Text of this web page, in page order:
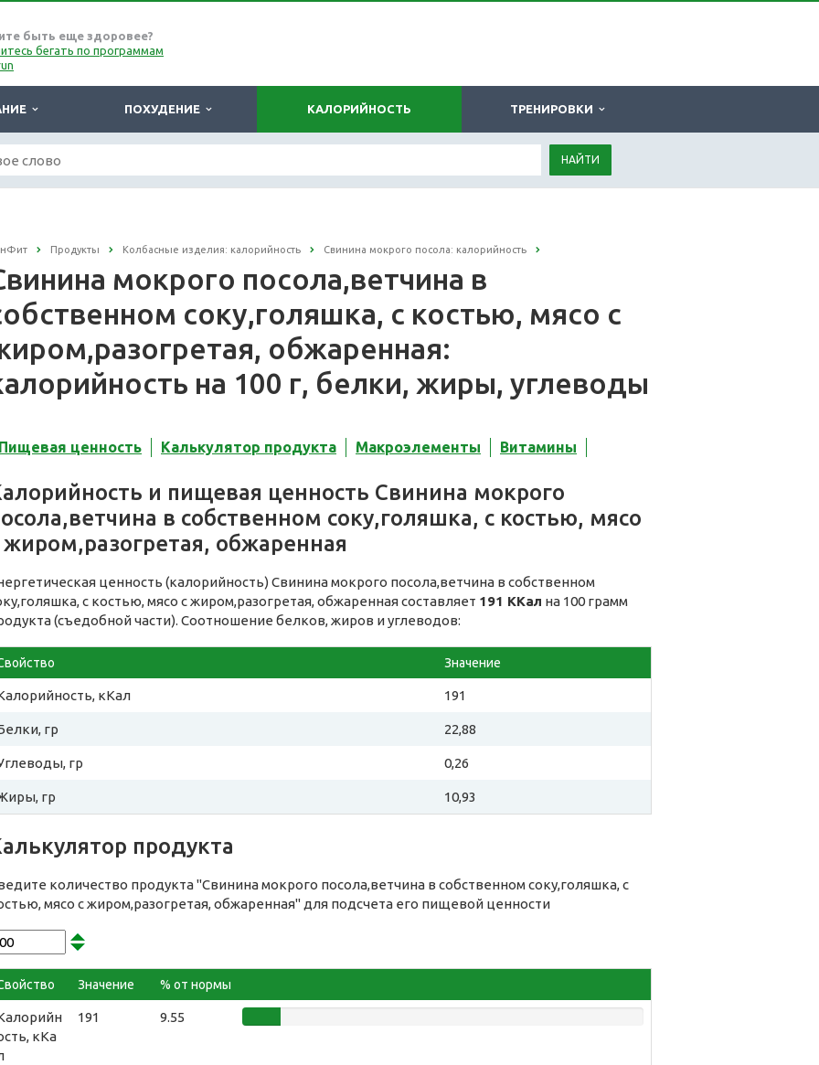
быть еще здоровее?
бегать по программам
ПОХУДЕНИЕ КАЛОРИЙНОСТЬ ТРЕНИРОВКИ
НАЙТИ
Продукты Колбасные изделия: калорийность Свинина мокрого посола: калорийность
мокрого посола,ветчина в
соку,голяшка, с костью, мясо с
обжаренная:
на 100 г, белки, жиры, углеводы
ценность Калькулятор продукта Макроэлементы Витамины
и пищевая ценность Свинина мокрого
в собственном соку,голяшка, с костью, мясо
жиром,разогретая, обжаренная
ценность (калорийность) Свинина мокрого посола,ветчина в собственном
с костью, мясо с жиром,разогретая, обжаренная составляет 191 ККал на 100 грамм
(съедобной части). Соотношение белков, жиров и углеводов:
Значение
кКал 191
гр 22,88
гр 0,26
гр 10,93
продукта
количество продукта "Свинина мокрого посола,ветчина в собственном соку,голяшка, с
мясо с жиром,разогретая, обжаренная" для подсчета его пищевой ценности
Значение % от нормы
кКа
191 9.55